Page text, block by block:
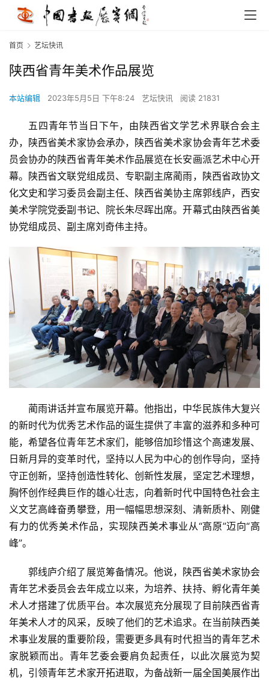
首页 艺坛快讯
陕西省青年美术作品展览
本站编辑 2023年5月5日 下午8:24 艺坛快讯 阅读 21831
五四青年节当日下午，由陕西省文学艺术界联合会主
办，陕西省美术家协会承办，陕西省美术家协会青年艺术委
员会协办的陕西省青年美术作品展览在长安画派艺术中心开
幕。陕西省文联党组成员、专职副主席蔺雨，陕西省政协文
化文史和学习委员会副主任、陕西省美协主席郭线庐，西安
美术学院党委副书记、院长朱尽晖出席。开幕式由陕西省美
协党组成员、副主席刘奇伟主持。
蔺雨讲话并宣布展览开幕。他指出，中华民族伟大复兴
的新时代为优秀艺术作品的诞生提供了丰富的滋养和多种可
能，希望各位青年艺术家们，能够倍加珍惜这个高速发展、
日新月异的变革时代，坚持以人民为中心的创作导向，坚持
守正创新，坚持创造性转化、创新性发展，坚定艺术理想，
胸怀创作经典巨作的雄心壮志，向着新时代中国特色社会主
义文艺高峰奋勇攀登，用一幅幅思想深刻、清新质朴、刚健
有力的优秀美术作品，实现陕西美术事业从“高原”迈向“高
峰”。
郭线庐介绍了展览筹备情况。他说，陕西省美术家协会
青年艺术委员会去年成立以来，为培养、扶持、孵化青年美
术人才搭建了优质平台。本次展览充分展现了目前陕西省青
年美术人才的风采，反映了他们的艺术追求。在当前陕西美
术事业发展的重要阶段，需要更多具有时代担当的青年艺术
家脱颖而出。青年艺委会要肩负起责任，以此次展览为契
机，引领青年艺术家开拓进取，为备战新一届全国美展作出